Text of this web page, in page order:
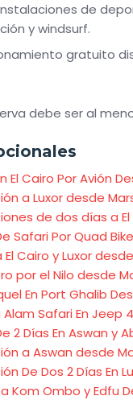
de
y windsurf.
gratuito
debe ser al
El Cairo Por Avión
a Luxor desde
de dos días a
Safari Por Quad
El Cairo y Luxor
por el Nilo desde
En Port Ghalib
Alam Safari En Jeep
2 Días En Aswan y
a Aswan desde
De Dos 2 Días En
Kom Ombo y Edfu